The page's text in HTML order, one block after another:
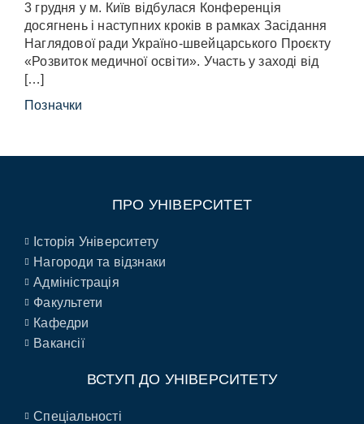
3 грудня у м. Київ відбулася Конференція
досягнень і наступних кроків в рамках Засідання
Наглядової ради Україно-швейцарського Проєкту
«Розвиток медичної освіти». Участь у заході від
[…]
Позначки
ПРО УНІВЕРСИТЕТ
Історія Університету
Нагороди та відзнаки
Адміністрація
Факультети
Кафедри
Вакансії
ВСТУП ДО УНІВЕРСИТЕТУ
Спеціальності